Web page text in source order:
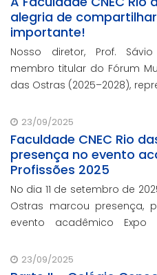
alegria de
importante!
Nosso diretor, Prof.
membro titular do Fórum
das Ostras (2025–2028),
Aguiar Junior.
23/09/2025
Faculdade CNEC Rio
presença no evento
Profissões 2025
No dia 11 de setembro de
Ostras marcou presença,
evento acadêmico Expo
23/09/2025